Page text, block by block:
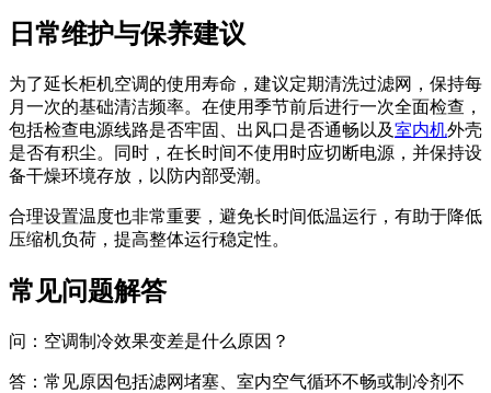
日常维护与保养建议
为了延长柜机空调的使用寿命，建议定期清洗过滤网，保持每
月一次的基础清洁频率。在使用季节前后进行一次全面检查，
包括检查电源线路是否牢固、出风口是否通畅以及室内机外壳
是否有积尘。同时，在长时间不使用时应切断电源，并保持设
备干燥环境存放，以防内部受潮。
合理设置温度也非常重要，避免长时间低温运行，有助于降低
压缩机负荷，提高整体运行稳定性。
常见问题解答
问：空调制冷效果变差是什么原因？
答：常见原因包括滤网堵塞、室内空气循环不畅或制冷剂不